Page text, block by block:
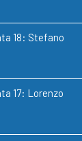
18: Stefano
17: Lorenzo